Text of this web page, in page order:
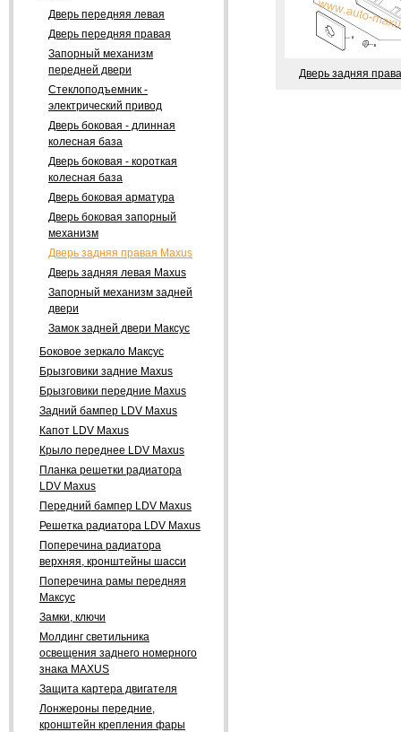
Дверь задняя
Дверь передняя левая
Дверь передняя правая
Запорный механизм
передней двери
Стеклоподъемник -
электрический привод
Дверь боковая - длинная
колесная база
Дверь боковая - короткая
колесная база
Дверь боковая арматура
Дверь боковая запорный
механизм
Дверь задняя правая Maxus
Дверь задняя левая Maxus
Запорный механизм задней
двери
Замок задней двери Максус
Боковое зеркало Максус
Брызговики задние Maxus
Брызговики передние Maxus
Задний бампер LDV Maxus
Капот LDV Maxus
Крыло переднее LDV Maxus
Планка решетки радиатора
LDV Maxus
Передний бампер LDV Maxus
Решетка радиатора LDV Maxus
Поперечина радиатора
верхняя, кронштейны шасси
Поперечина рамы передняя
Максус
Замки, ключи
Молдинг светильника
освещения заднего номерного
знака MAXUS
Защита картера двигателя
Лонжероны передние,
кронштейн крепления фары